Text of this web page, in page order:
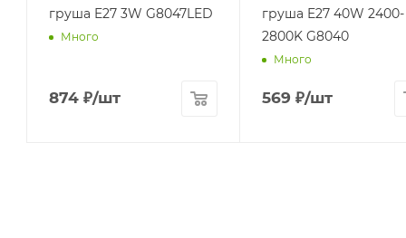
груша E27 3W G8047LED
Много
874 ₽/шт
груша E27 40W 2400-
2800K G8040
Много
569 ₽/шт